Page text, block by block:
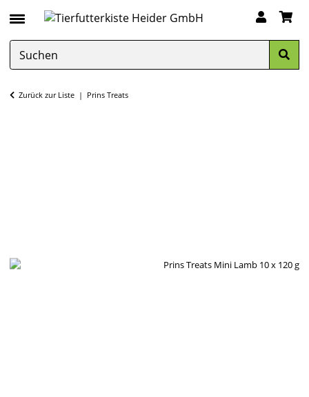
Zurück zur Liste Prins Treats